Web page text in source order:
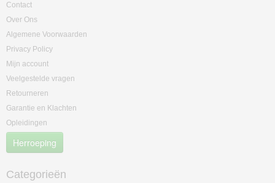
Contact
Over Ons
Algemene Voorwaarden
Privacy Policy
Mijn account
Veelgestelde vragen
Retourneren
Garantie en Klachten
Opleidingen
Herroeping
Categorieën